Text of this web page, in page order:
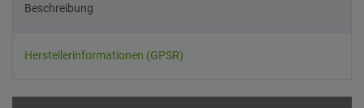
Beschreibung
Herstellerinformationen (GPSR)